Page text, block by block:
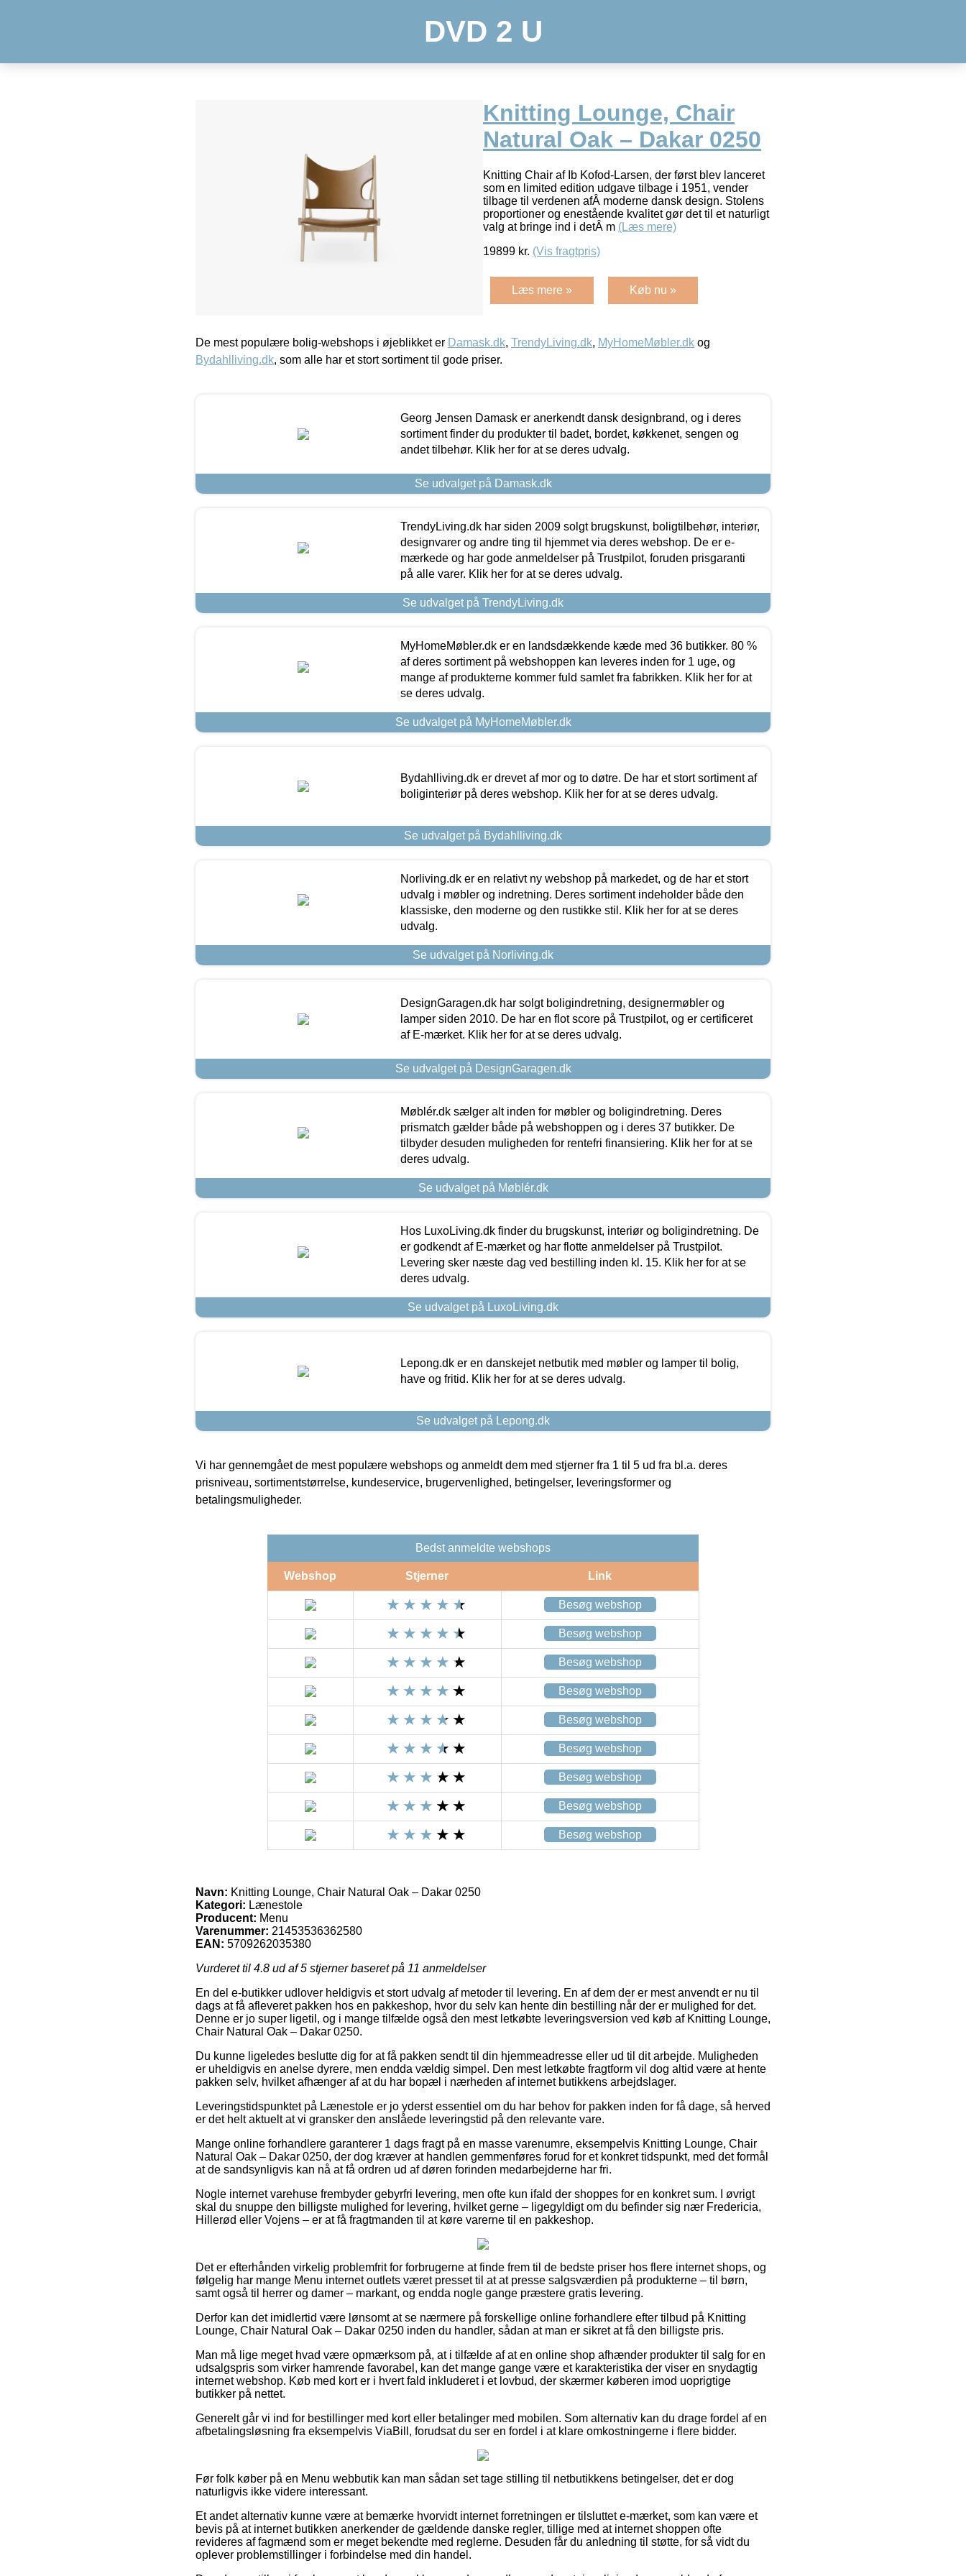
DVD 2 U
Knitting Lounge, Chair
Natural Oak – Dakar 0250
Knitting Chair af Ib Kofod-Larsen, der først blev lanceret
som en limited edition udgave tilbage i 1951, vender
tilbage til verdenen afÂ moderne dansk design. Stolens
proportioner og enestående kvalitet gør det til et naturligt
valg at bringe ind i detÂ m (Læs mere)
19899 kr. (Vis fragtpris)
Læs mere » Køb nu »
De mest populære bolig-webshops i øjeblikket er Damask.dk, TrendyLiving.dk, MyHomeMøbler.dk og
Bydahlliving.dk, som alle har et stort sortiment til gode priser.
Georg Jensen Damask er anerkendt dansk designbrand, og i deres
sortiment finder du produkter til badet, bordet, køkkenet, sengen og
andet tilbehør. Klik her for at se deres udvalg.
Se udvalget på Damask.dk
TrendyLiving.dk har siden 2009 solgt brugskunst, boligtilbehør, interiør,
designvarer og andre ting til hjemmet via deres webshop. De er e-
mærkede og har gode anmeldelser på Trustpilot, foruden prisgaranti
på alle varer. Klik her for at se deres udvalg.
Se udvalget på TrendyLiving.dk
MyHomeMøbler.dk er en landsdækkende kæde med 36 butikker. 80 %
af deres sortiment på webshoppen kan leveres inden for 1 uge, og
mange af produkterne kommer fuld samlet fra fabrikken. Klik her for at
se deres udvalg.
Se udvalget på MyHomeMøbler.dk
Bydahlliving.dk er drevet af mor og to døtre. De har et stort sortiment af
boliginteriør på deres webshop. Klik her for at se deres udvalg.
Se udvalget på Bydahlliving.dk
Norliving.dk er en relativt ny webshop på markedet, og de har et stort
udvalg i møbler og indretning. Deres sortiment indeholder både den
klassiske, den moderne og den rustikke stil. Klik her for at se deres
udvalg.
Se udvalget på Norliving.dk
DesignGaragen.dk har solgt boligindretning, designermøbler og
lamper siden 2010. De har en flot score på Trustpilot, og er certificeret
af E-mærket. Klik her for at se deres udvalg.
Se udvalget på DesignGaragen.dk
Møblér.dk sælger alt inden for møbler og boligindretning. Deres
prismatch gælder både på webshoppen og i deres 37 butikker. De
tilbyder desuden muligheden for rentefri finansiering. Klik her for at se
deres udvalg.
Se udvalget på Møblér.dk
Hos LuxoLiving.dk finder du brugskunst, interiør og boligindretning. De
er godkendt af E-mærket og har flotte anmeldelser på Trustpilot.
Levering sker næste dag ved bestilling inden kl. 15. Klik her for at se
deres udvalg.
Se udvalget på LuxoLiving.dk
Lepong.dk er en danskejet netbutik med møbler og lamper til bolig,
have og fritid. Klik her for at se deres udvalg.
Se udvalget på Lepong.dk
Vi har gennemgået de mest populære webshops og anmeldt dem med stjerner fra 1 til 5 ud fra bl.a. deres
prisniveau, sortimentstørrelse, kundeservice, brugervenlighed, betingelser, leveringsformer og
betalingsmuligheder.
Bedst anmeldte webshops
Webshop Stjerner Link
Besøg webshop
Besøg webshop
Besøg webshop
Besøg webshop
Besøg webshop
Besøg webshop
Besøg webshop
Besøg webshop
Besøg webshop
Navn: Knitting Lounge, Chair Natural Oak – Dakar 0250
Kategori: Lænestole
Producent: Menu
Varenummer: 21453536362580
EAN: 5709262035380
Vurderet til 4.8 ud af 5 stjerner baseret på 11 anmeldelser
En del e-butikker udlover heldigvis et stort udvalg af metoder til levering. En af dem der er mest anvendt er nu til
dags at få afleveret pakken hos en pakkeshop, hvor du selv kan hente din bestilling når der er mulighed for det.
Denne er jo super ligetil, og i mange tilfælde også den mest letkøbte leveringsversion ved køb af Knitting Lounge,
Chair Natural Oak – Dakar 0250.
Du kunne ligeledes beslutte dig for at få pakken sendt til din hjemmeadresse eller ud til dit arbejde. Muligheden
er uheldigvis en anelse dyrere, men endda vældig simpel. Den mest letkøbte fragtform vil dog altid være at hente
pakken selv, hvilket afhænger af at du har bopæl i nærheden af internet butikkens arbejdslager.
Leveringstidspunktet på Lænestole er jo yderst essentiel om du har behov for pakken inden for få dage, så herved
er det helt aktuelt at vi gransker den anslåede leveringstid på den relevante vare.
Mange online forhandlere garanterer 1 dags fragt på en masse varenumre, eksempelvis Knitting Lounge, Chair
Natural Oak – Dakar 0250, der dog kræver at handlen gemmenføres forud for et konkret tidspunkt, med det formål
at de sandsynligvis kan nå at få ordren ud af døren forinden medarbejderne har fri.
Nogle internet varehuse frembyder gebyrfri levering, men ofte kun ifald der shoppes for en konkret sum. I øvrigt
skal du snuppe den billigste mulighed for levering, hvilket gerne – ligegyldigt om du befinder sig nær Fredericia,
Hillerød eller Vojens – er at få fragtmanden til at køre varerne til en pakkeshop.
Det er efterhånden virkelig problemfrit for forbrugerne at finde frem til de bedste priser hos flere internet shops, og
følgelig har mange Menu internet outlets været presset til at at presse salgsværdien på produkterne – til børn,
samt også til herrer og damer – markant, og endda nogle gange præstere gratis levering.
Derfor kan det imidlertid være lønsomt at se nærmere på forskellige online forhandlere efter tilbud på Knitting
Lounge, Chair Natural Oak – Dakar 0250 inden du handler, sådan at man er sikret at få den billigste pris.
Man må lige meget hvad være opmærksom på, at i tilfælde af at en online shop afhænder produkter til salg for en
udsalgspris som virker hamrende favorabel, kan det mange gange være et karakteristika der viser en snydagtig
internet webshop. Køb med kort er i hvert fald inkluderet i et lovbud, der skærmer køberen imod uoprigtige
butikker på nettet.
Generelt går vi ind for bestillinger med kort eller betalinger med mobilen. Som alternativ kan du drage fordel af en
afbetalingsløsning fra eksempelvis ViaBill, forudsat du ser en fordel i at klare omkostningerne i flere bidder.
Før folk køber på en Menu webbutik kan man sådan set tage stilling til netbutikkens betingelser, det er dog
naturligvis ikke videre interessant.
Et andet alternativ kunne være at bemærke hvorvidt internet forretningen er tilsluttet e-mærket, som kan være et
bevis på at internet butikken anerkender de gældende danske regler, tillige med at internet shoppen ofte
revideres af fagmænd som er meget bekendte med reglerne. Desuden får du anledning til støtte, for så vidt du
oplever problemstillinger i forbindelse med din handel.